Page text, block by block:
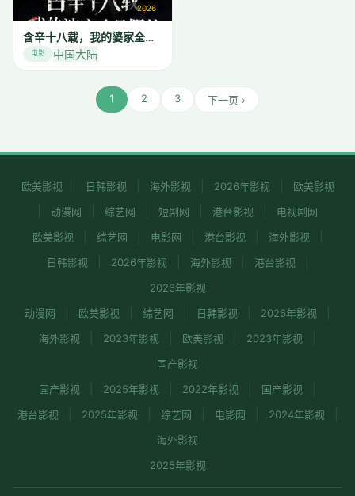
2026
含辛十八载，我的婆家全是假的
电影 中国大陆
1 2 3 下一页 ›
欧美影视 日韩影视 海外影视 2026年影视 欧美影视
动漫网 综艺网 短剧网 港台影视
电视剧网
欧美影视
综艺网 电影网 港台影视 海外影视
日韩影视 2026年影视 海外影视 港台影视
2026年影视
动漫网
欧美影视 综艺网 日韩影视 2026年影视
海外影视 2023年影视 欧美影视 2023年影视
国产影视
国产影视
2025年影视 2022年影视 国产影视
港台影视 2025年影视 综艺网 电影网 2024年影视
海外影视
2025年影视